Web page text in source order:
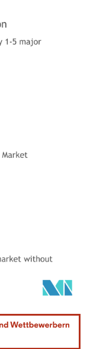
Namensnennung gemäß